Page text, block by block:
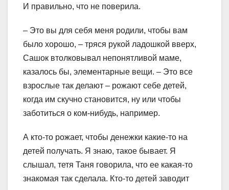
И правильно, что не поверила.
– Это вы для себя меня родили, чтобы вам
было хорошо, – тряся рукой ладошкой вверх,
Сашок втолковывал непонятливой маме,
казалось бы, элементарные вещи. – Это все
взрослые так делают – рожают себе детей,
когда им скучно становится, ну или чтобы
заботиться о ком-нибудь, например.
А кто-то рожает, чтобы денежки какие-то на
детей получать. Я знаю, такое бывает. Я
слышал, тетя Таня говорила, что ее какая-то
знакомая так сделала. Кто-то детей заводит